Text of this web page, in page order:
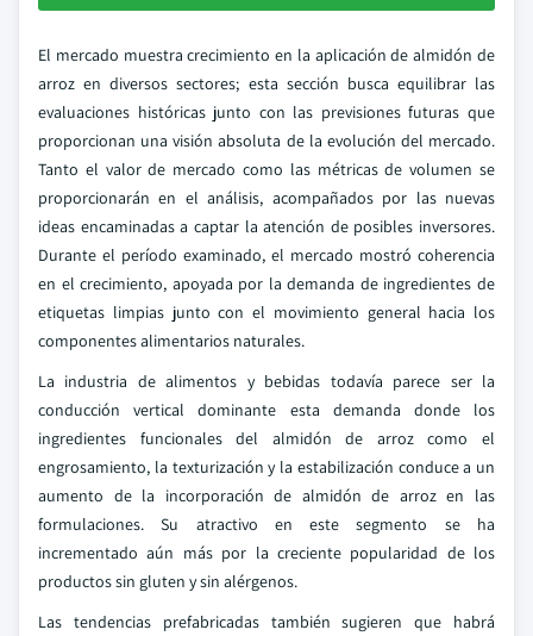
El mercado muestra crecimiento en la aplicación de almidón de
arroz en diversos sectores; esta sección busca equilibrar las
evaluaciones históricas junto con las previsiones futuras que
proporcionan una visión absoluta de la evolución del mercado.
Tanto el valor de mercado como las métricas de volumen se
proporcionarán en el análisis, acompañados por las nuevas
ideas encaminadas a captar la atención de posibles inversores.
Durante el período examinado, el mercado mostró coherencia
en el crecimiento, apoyada por la demanda de ingredientes de
etiquetas limpias junto con el movimiento general hacia los
componentes alimentarios naturales.
La industria de alimentos y bebidas todavía parece ser la
conducción vertical dominante esta demanda donde los
ingredientes funcionales del almidón de arroz como el
engrosamiento, la texturización y la estabilización conduce a un
aumento de la incorporación de almidón de arroz en las
formulaciones. Su atractivo en este segmento se ha
incrementado aún más por la creciente popularidad de los
productos sin gluten y sin alérgenos.
Las tendencias prefabricadas también sugieren que habrá